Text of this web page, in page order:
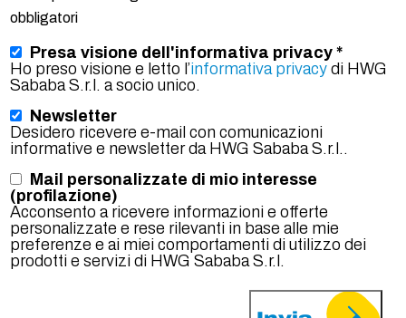
obbligatori
Presa visione dell'informativa privacy *
Ho preso visione e letto l’informativa privacy di HWG
Sababa S.r.l. a socio unico.
Newsletter
Desidero ricevere e-mail con comunicazioni
informative e newsletter da HWG Sababa S.r.l..
Mail personalizzate di mio interesse
(profilazione)
Acconsento a ricevere informazioni e offerte
personalizzate e rese rilevanti in base alle mie
preferenze e ai miei comportamenti di utilizzo dei
prodotti e servizi di HWG Sababa S.r.l.